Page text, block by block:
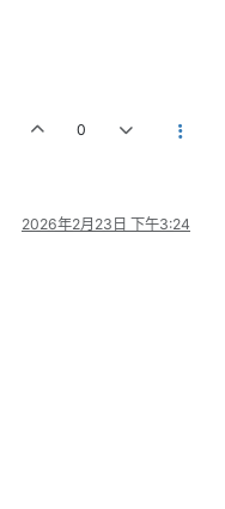
0
2026年2月23日 下午3:24